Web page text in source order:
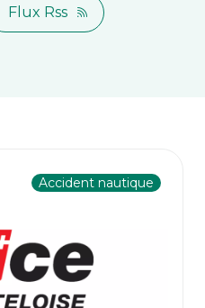
Flux Rss
Accident nautique